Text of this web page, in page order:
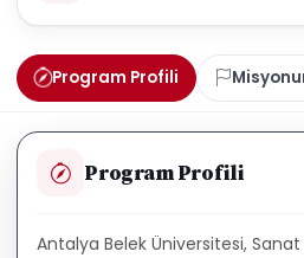
Program Profili
Program Profili
Antalya Belek Üniversitesi,